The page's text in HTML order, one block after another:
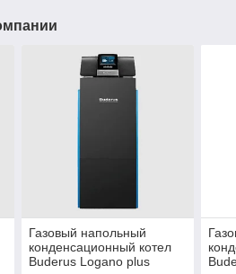
Газовый напольный
конденсационный котел
Buderus Logano plus